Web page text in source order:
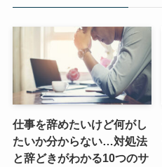
仕事を辞めたいけど何がし
たいか分からない…対処法
と辞どきがわかる10つのサ